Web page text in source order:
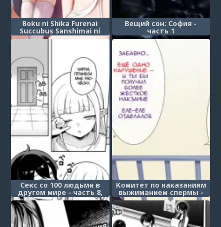
Boku ni Shika Furenai
Succubus Sanshimai ni
Shiborareru Hanashi -
Вещий сон: София -
часть 1
Секс со 100 людьми в
другом мире - часть 8,
Дочка лорда и её
невзгоды (Isekai 100-nin
Giri 08)
Комитет по наказаниям
выжиманием спермы -
часть 1